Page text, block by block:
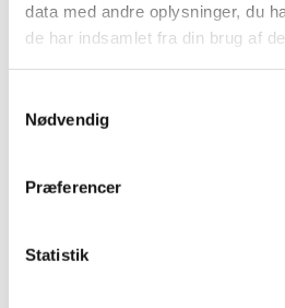
data med andre oplysninger, du
de har indsamlet fra din brug af
Nødvendig
Præferencer
Statistik
Jette Busch Olsen på tlf